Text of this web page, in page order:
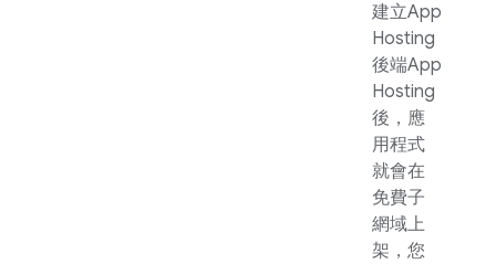
建立App
Hosting
後端App
Hosting
後，應
用程式
就會在
免費子
網域上
架，您